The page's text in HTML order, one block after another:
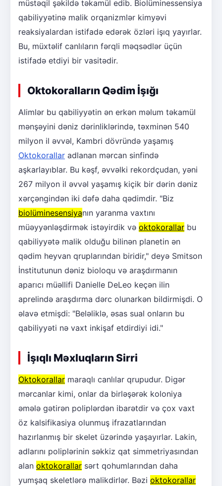
müstəqil şəkildə təkamül edib. Biolüminessensiya
qabiliyyətinə malik orqanizmlər kimyəvi
reaksiyalardan istifadə edərək özləri işıq yayırlar.
Bu, müxtəlif canlıların fərqli məqsədlər üçün
istifadə etdiyi bir vasitədir.
Oktokoralların Qədim İşığı
Alimlər bu qabiliyyətin ən erkən məlum təkamül
mənşəyini dəniz dərinliklərində, təxminən 540
milyon il əvvəl, Kambri dövründə yaşamış
Oktokorallar adlanan mərcan sinfində
aşkarlayıblar. Bu kəşf, əvvəlki rekordçudan, yəni
267 milyon il əvvəl yaşamış kiçik bir dərin dəniz
xərçəngindən iki dəfə daha qədimdir. "Biz
biolüminesensiyanın yaranma vaxtını
müəyyənləşdirmək istəyirdik və oktokorallar bu
qabiliyyətə malik olduğu bilinən planetin ən
qədim heyvan qruplarından biridir," deyə Smitson
İnstitutunun dəniz bioloqu və araşdırmanın
aparıcı müəllifi Danielle DeLeo keçən ilin
aprelində araşdırma dərc olunarkən bildirmişdi. O
əlavə etmişdi: "Beləliklə, əsas sual onların bu
qabiliyyəti nə vaxt inkişaf etdirdiyi idi."
İşıqlı Məxluqların Sirri
Oktokorallar maraqlı canlılar qrupudur. Digər
mərcanlar kimi, onlar da birləşərək koloniya
əmələ gətirən poliplərdən ibarətdir və çox vaxt
öz kalsifikasiya olunmuş ifrazatlarından
hazırlanmış bir skelet üzərində yaşayırlar. Lakin,
adlarını poliplərinin səkkiz qat simmetriyasından
alan oktokorallar sərt qohumlarından daha
yumşaq skeletlərə malikdirlər. Bəzi oktokorallar